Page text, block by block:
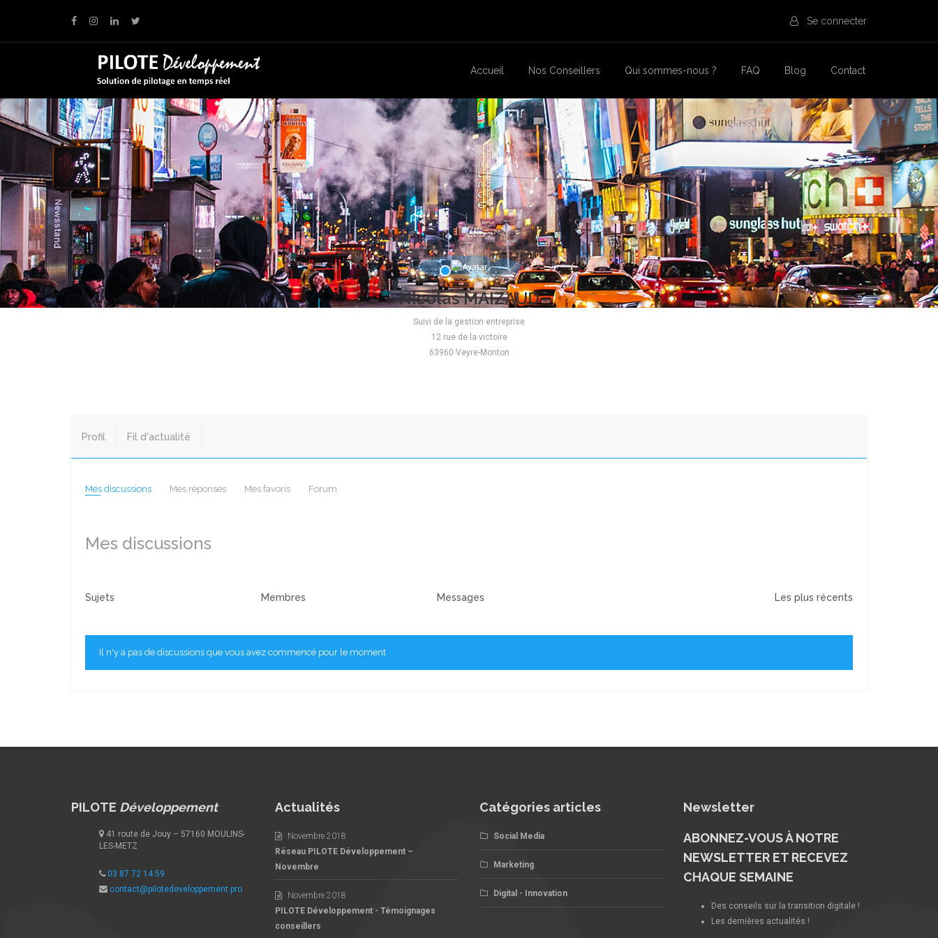
Se connecter
Accueil Nos Conseillers Qui sommes-nous ? FAQ Blog Contact
Nicolas MAIZAUD
Suivi de la gestion entreprise
12 rue de la victoire
63960 Veyre-Monton
Profil Fil d'actualité
Mes discussions Mes réponses Mes favoris Forum
Mes discussions
Sujets Membres Messages Les plus récents
Il n'y a pas de discussions que vous avez commencé pour le moment
PILOTE Développement
41 route de Jouy – 57160 MOULINS-
LES-METZ
03 87 72 14 59
contact@pilotedeveloppement.pro
Actualités
Novembre 2018
Réseau PILOTE Développement –
Novembre
Novembre 2018
PILOTE Développement - Témoignages
conseillers
Catégories articles
Social Media
Marketing
Digital - Innovation
Newsletter
ABONNEZ-VOUS À NOTRE
NEWSLETTER ET RECEVEZ
CHAQUE SEMAINE
Des conseils sur la transition digitale !
Les dernières actualités !